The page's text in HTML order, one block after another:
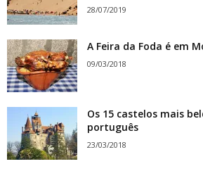
28/07/2019
A Feira da Foda é em
09/03/2018
Os 15 castelos mais
português
23/03/2018